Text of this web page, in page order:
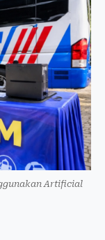
Artificial